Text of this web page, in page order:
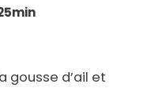
gousse d’ail et